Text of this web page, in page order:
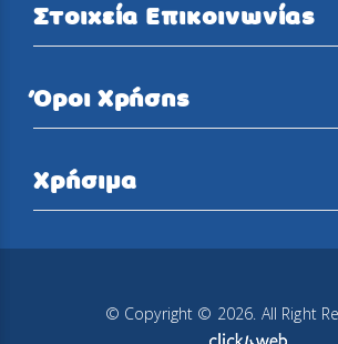
Στοιχεία Επικοινωνίας
Όροι Χρήσης
Χρήσιμα
© Copyright © 2026. All Right